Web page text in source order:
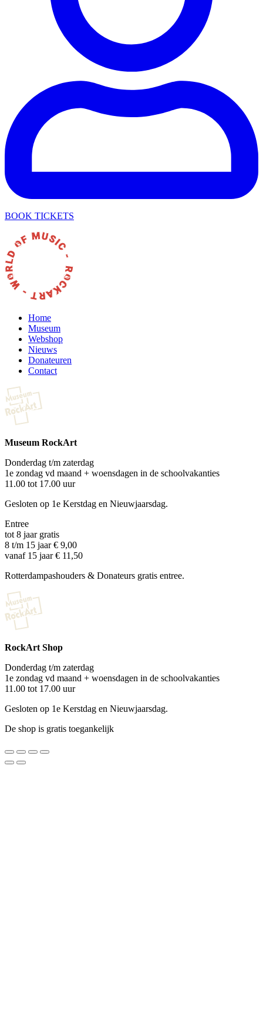
BOOK TICKETS
Home
Museum
Webshop
Nieuws
Donateuren
Contact
Museum RockArt
Donderdag t/m zaterdag
1e zondag vd maand + woensdagen in de schoolvakanties
11.00 tot 17.00 uur
Gesloten op 1e Kerstdag en Nieuwjaarsdag.
Entree
tot 8 jaar gratis
8 t/m 15 jaar € 9,00
vanaf 15 jaar € 11,50
Rotterdampashouders & Donateurs gratis entree.
RockArt Shop
Donderdag t/m zaterdag
1e zondag vd maand + woensdagen in de schoolvakanties
11.00 tot 17.00 uur
Gesloten op 1e Kerstdag en Nieuwjaarsdag.
De shop is gratis toegankelijk